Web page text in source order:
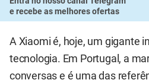
e recebe as melhores ofertas
A Xiaomi é, hoje, um gigante
tecnologia. Em Portugal, a
conversas e é uma das